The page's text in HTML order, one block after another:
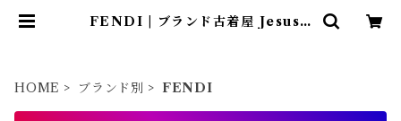
FENDI | ブランド古着屋 Jesus J
HOME ブランド別 FENDI